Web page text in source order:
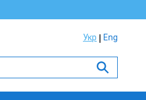
Укр Eng